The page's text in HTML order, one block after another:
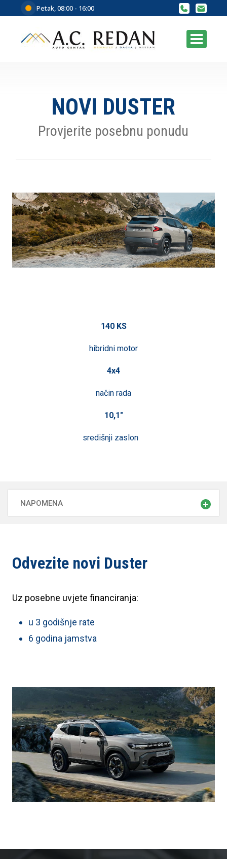
Petak, 08:00 - 16:00
NOVI DUSTER
Provjerite posebnu ponudu
140 KS
hibridni motor
4x4
način rada
10,1"
središnji zaslon
NAPOMENA
Odvezite novi Duster
Uz posebne uvjete financiranja:
u 3 godišnje rate
6 godina jamstva